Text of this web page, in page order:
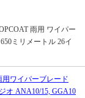
雨用 ワイパー
ミリメートル 26イ
ワイパーブレード
オ ANA10/15, GGA10